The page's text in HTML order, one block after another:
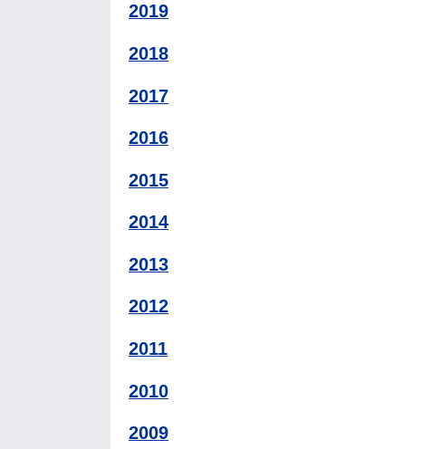
2019
2018
2017
2016
2015
2014
2013
2012
2011
2010
2009